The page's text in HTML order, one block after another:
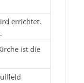
errichtet.
ist die